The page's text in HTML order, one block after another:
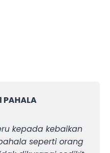
PAHALA
kepada kebaikan
seperti orang